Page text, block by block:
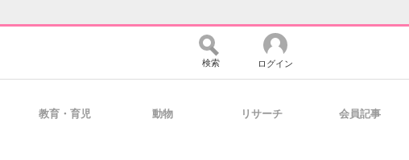
検索 ログイン
教育・育児 動物 リサーチ 会員記事